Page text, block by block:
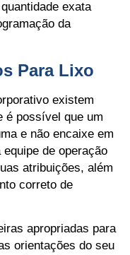
exata
da
Para Lixo
existem
é possível que um
e não encaixe em
de operação
atribuições, além
correto de
apropriadas para
orientações do seu